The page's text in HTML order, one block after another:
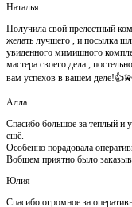
Наталья
Получила свой прелестный
желать лучшего , и посылка
увиденного мимишного
мастера своего дела ,
вам успехов в вашем
Алла
Спасибо большое за теплый и
ещё.
Особенно порадовала
Вобщем приятно было
Юлия
Спасибо огромное за